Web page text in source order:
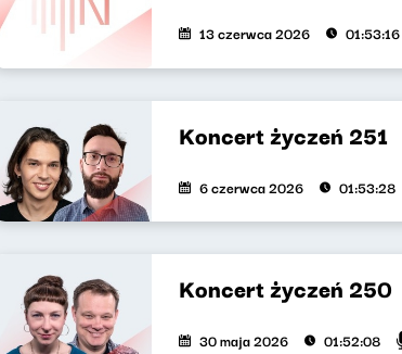
13 czerwca 2026 01:53:16
Koncert życzeń 251
6 czerwca 2026 01:53:28
Koncert życzeń 250
30 maja 2026 01:52:08